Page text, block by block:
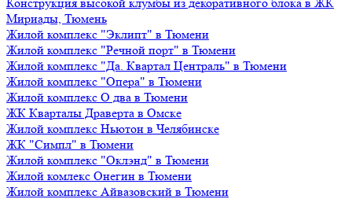
Мириады, Тюмень
Жилой комплекс "Эклипт" в Тюмени
Жилой комплекс "Речной порт" в Тюмени
Жилой комплекс "Да. Квартал Централь" в Тюмени
Жилой комплекс "Опера" в Тюмени
Жилой комплекс О два в Тюмени
ЖК Кварталы Драверта в Омске
Жилой комплекс Ньютон в Челябинске
ЖК "Симпл" в Тюмени
Жилой комплекс "Оклэнд" в Тюмени
Жилой комлекс Онегин в Тюмени
Жилой комплекс Айвазовский в Тюмени